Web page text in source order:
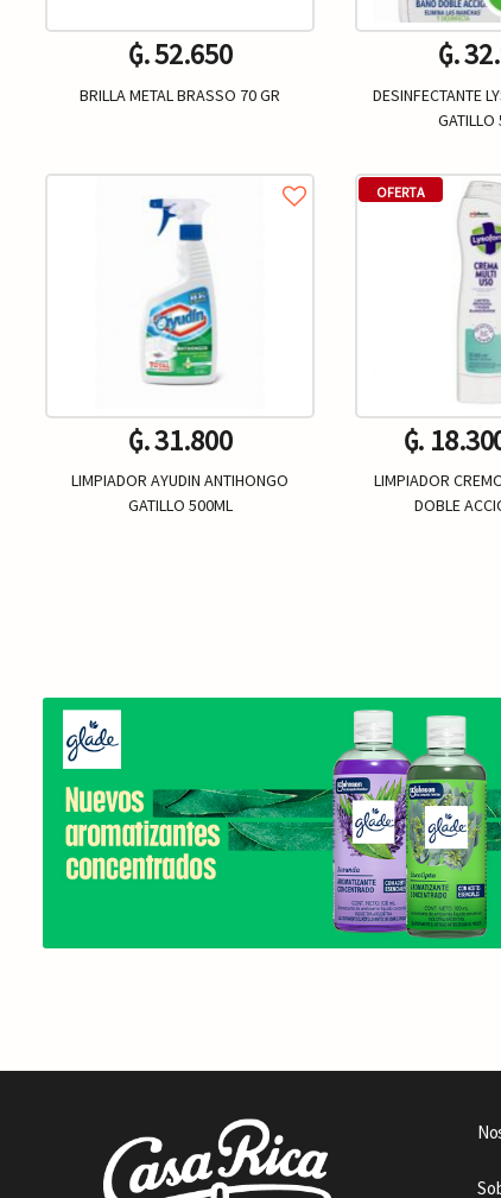
₲. 52.650
BRILLA METAL BRASSO 70 GR
₲. 31.800
LIMPIADOR AYUDIN ANTIHONGO
GATILLO 500ML
₲.
DESINFECTANTE
GATILLO
OFERTA
₲.
LIMPIADOR
DOBLE